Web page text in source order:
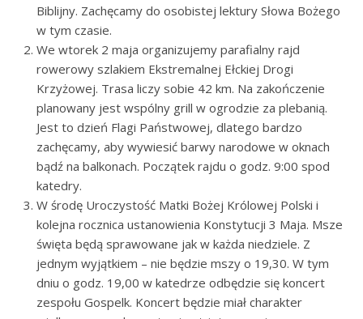
Biblijny. Zachęcamy do osobistej lektury Słowa Bożego
w tym czasie.
We wtorek 2 maja organizujemy parafialny rajd
rowerowy szlakiem Ekstremalnej Ełckiej Drogi
Krzyżowej. Trasa liczy sobie 42 km. Na zakończenie
planowany jest wspólny grill w ogrodzie za plebanią.
Jest to dzień Flagi Państwowej, dlatego bardzo
zachęcamy, aby wywiesić barwy narodowe w oknach
bądź na balkonach. Początek rajdu o godz. 9:00 spod
katedry.
W środę Uroczystość Matki Bożej Królowej Polski i
kolejna rocznica ustanowienia Konstytucji 3 Maja. Msze
święta będą sprawowane jak w każda niedziele. Z
jednym wyjątkiem – nie będzie mszy o 19,30. W tym
dniu o godz. 19,00 w katedrze odbędzie się koncert
zespołu Gospelk. Koncert będzie miał charakter